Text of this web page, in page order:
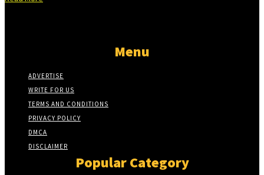
Menu
ADVERTISE
WRITE FOR US
TERMS AND CONDITIONS
PRIVACY POLICY
DMCA
DISCLAIMER
Popular Category